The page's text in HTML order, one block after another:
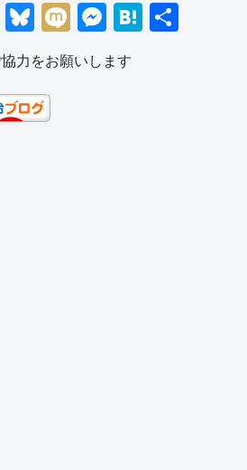
Li
n
Bl
u
e
sk
y
M
ixi
M
e
ss
H
力をお願いします